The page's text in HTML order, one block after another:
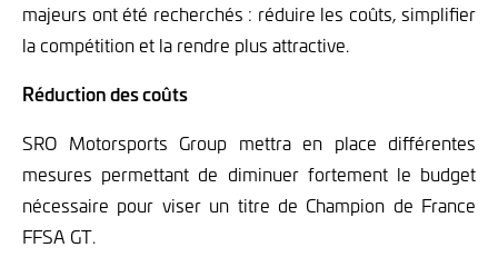
majeurs ont été recherchés : réduire les coûts, simplifier
la compétition et la rendre plus attractive.
Réduction des coûts
SRO Motorsports Group mettra en place différentes
mesures permettant de diminuer fortement le budget
nécessaire pour viser un titre de Champion de France
FFSA GT.